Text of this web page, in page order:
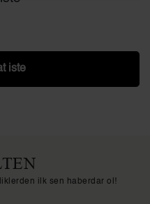
iste
ilk sen haberdar ol!